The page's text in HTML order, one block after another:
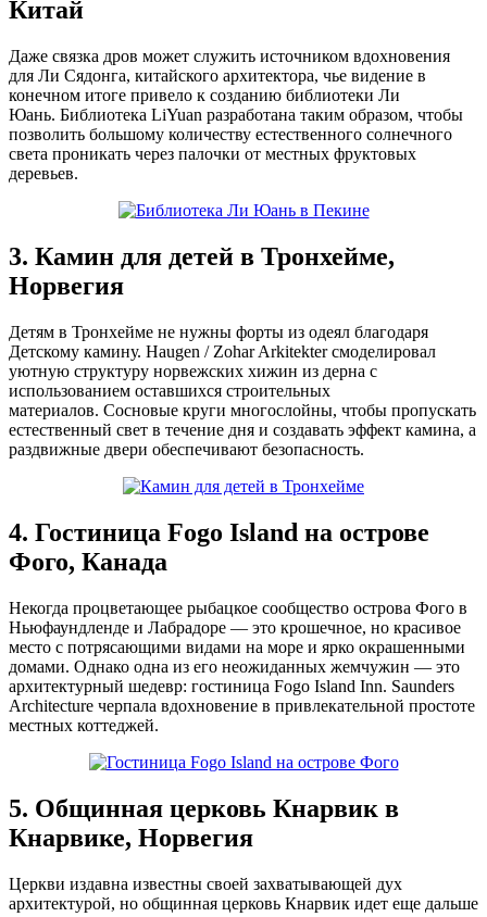
Китай
Даже связка дров может служить источником вдохновения
для Ли Сядонга, китайского архитектора, чье видение в
конечном итоге привело к созданию библиотеки Ли
Юань. Библиотека LiYuan разработана таким образом, чтобы
позволить большому количеству естественного солнечного
света проникать через палочки от местных фруктовых
деревьев.
3. Камин для детей в Тронхейме,
Норвегия
Детям в Тронхейме не нужны форты из одеял благодаря
Детскому камину. Haugen / Zohar Arkitekter смоделировал
уютную структуру норвежских хижин из дерна с
использованием оставшихся строительных
материалов. Сосновые круги многослойны, чтобы пропускать
естественный свет в течение дня и создавать эффект камина, а
раздвижные двери обеспечивают безопасность.
4. Гостиница Fogo Island на острове
Фого, Канада
Некогда процветающее рыбацкое сообщество острова Фого в
Ньюфаундленде и Лабрадоре — это крошечное, но красивое
место с потрясающими видами на море и ярко окрашенными
домами. Однако одна из его неожиданных жемчужин — это
архитектурный шедевр: гостиница Fogo Island Inn. Saunders
Architecture черпала вдохновение в привлекательной простоте
местных коттеджей.
5. Общинная церковь Кнарвик в
Кнарвике, Норвегия
Церкви издавна известны своей захватывающей дух
архитектурой, но общинная церковь Кнарвик идет еще дальше